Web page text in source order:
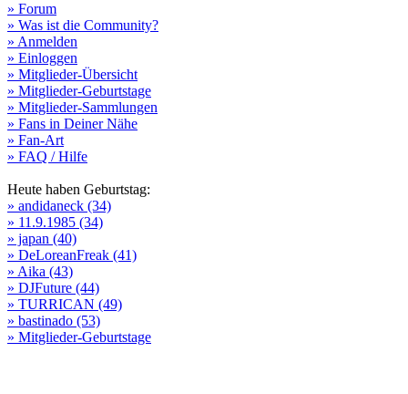
» Forum
» Was ist die Community?
» Anmelden
» Einloggen
» Mitglieder-Übersicht
» Mitglieder-Geburtstage
» Mitglieder-Sammlungen
» Fans in Deiner Nähe
» Fan-Art
» FAQ / Hilfe
Heute haben Geburtstag:
» andidaneck (34)
» 11.9.1985 (34)
» japan (40)
» DeLoreanFreak (41)
» Aika (43)
» DJFuture (44)
» TURRICAN (49)
» bastinado (53)
» Mitglieder-Geburtstage